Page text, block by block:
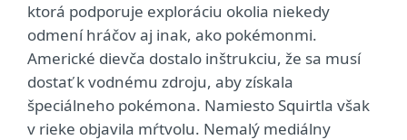
ktorá podporuje exploráciu okolia niekedy
odmení hráčov aj inak, ako pokémonmi.
Americké dievča dostalo inštrukciu, že sa musí
dostať k vodnému zdroju, aby získala
špeciálneho pokémona. Namiesto Squirtla však
v rieke objavila mŕtvolu. Nemalý mediálny